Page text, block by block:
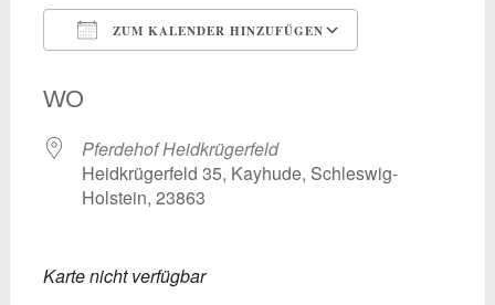
ZUM KALENDER HINZUFÜGEN
WO
Pferdehof Heidkrügerfeld
Heidkrügerfeld 35, Kayhude, Schleswig-
Holstein, 23863
Karte nicht verfügbar